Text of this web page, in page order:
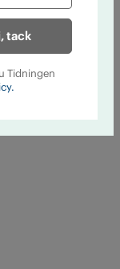
tack
Tidningen